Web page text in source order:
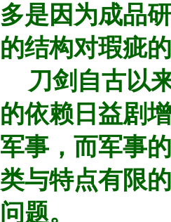
多是因为成品
的结构对瑕疵
刀剑自古以
的依赖日益剧
军事，而军事
类与特点有限
问题。